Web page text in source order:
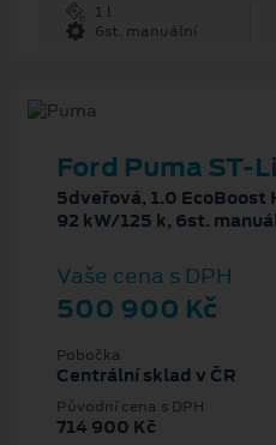
1 l
6st. manuální
Ford Puma ST-
5dveřová, 1.0 EcoBoost
92 kW/125 k, 6st.
Vaše cena s DPH
500 900 Kč
Pobočka
Centrální sklad v ČR
Původní cena s DPH
714 900 Kč